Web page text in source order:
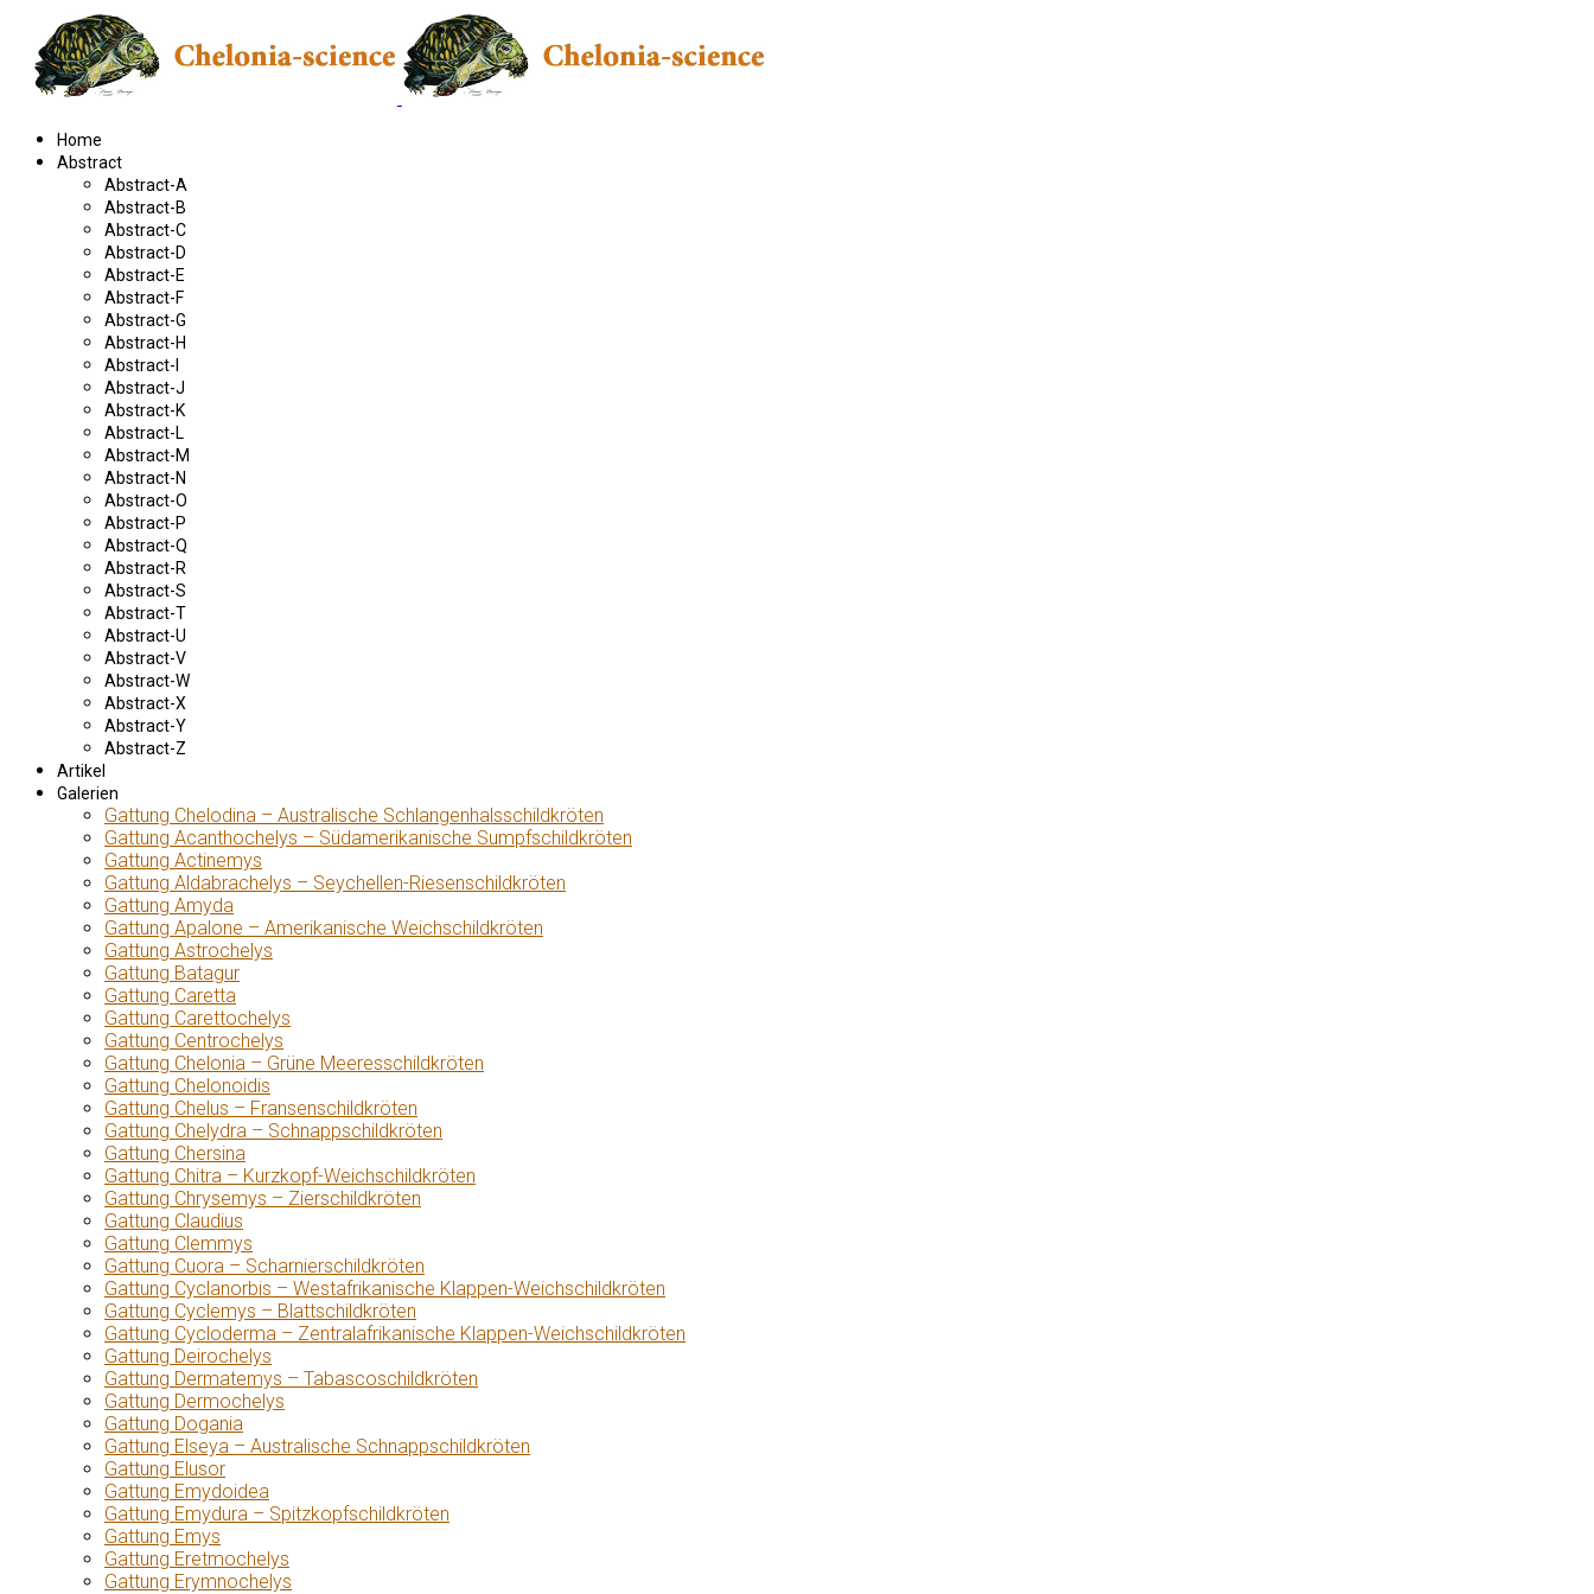
Home
Abstract
Abstract-A
Abstract-B
Abstract-C
Abstract-D
Abstract-E
Abstract-F
Abstract-G
Abstract-H
Abstract-I
Abstract-J
Abstract-K
Abstract-L
Abstract-M
Abstract-N
Abstract-O
Abstract-P
Abstract-Q
Abstract-R
Abstract-S
Abstract-T
Abstract-U
Abstract-V
Abstract-W
Abstract-X
Abstract-Y
Abstract-Z
Artikel
Galerien
Gattung Chelodina – Australische Schlangenhalsschildkröten
Gattung Acanthochelys – Südamerikanische Sumpfschildkröten
Gattung Actinemys
Gattung Aldabrachelys – Seychellen-Riesenschildkröten
Gattung Amyda
Gattung Apalone – Amerikanische Weichschildkröten
Gattung Astrochelys
Gattung Batagur
Gattung Caretta
Gattung Carettochelys
Gattung Centrochelys
Gattung Chelonia – Grüne Meeresschildkröten
Gattung Chelonoidis
Gattung Chelus – Fransenschildkröten
Gattung Chelydra – Schnappschildkröten
Gattung Chersina
Gattung Chitra – Kurzkopf-Weichschildkröten
Gattung Chrysemys – Zierschildkröten
Gattung Claudius
Gattung Clemmys
Gattung Cuora – Scharnierschildkröten
Gattung Cyclanorbis – Westafrikanische Klappen-Weichschildkröten
Gattung Cyclemys – Blattschildkröten
Gattung Cycloderma – Zentralafrikanische Klappen-Weichschildkröten
Gattung Deirochelys
Gattung Dermatemys – Tabascoschildkröten
Gattung Dermochelys
Gattung Dogania
Gattung Elseya – Australische Schnappschildkröten
Gattung Elusor
Gattung Emydoidea
Gattung Emydura – Spitzkopfschildkröten
Gattung Emys
Gattung Eretmochelys
Gattung Erymnochelys